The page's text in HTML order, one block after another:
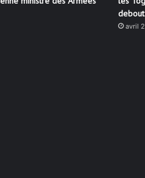
debout
avril